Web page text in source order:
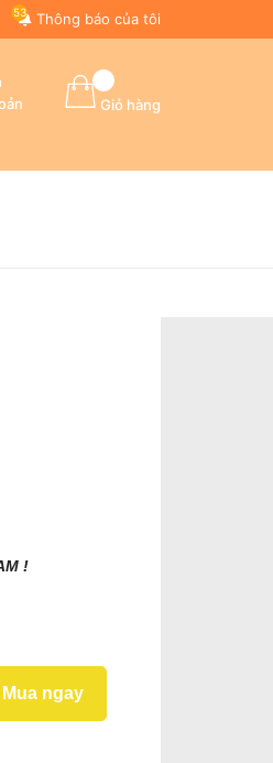
Thông báo của tôi
53
Giỏ hàng
!
Mua ngay